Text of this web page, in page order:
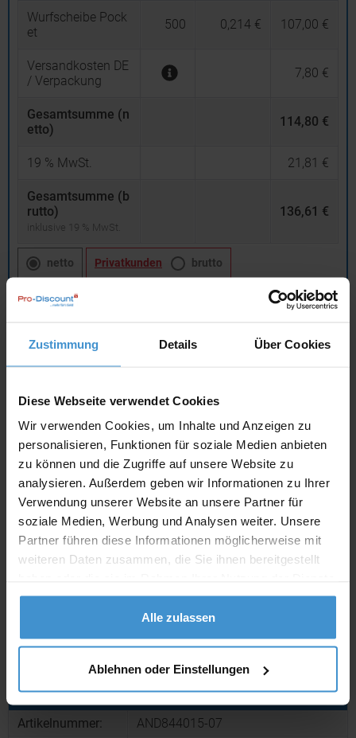
Zustimmung Details Über Cookies
Diese Webseite verwendet Cookies
Wir verwenden Cookies, um Inhalte und Anzeigen zu
personalisieren, Funktionen für soziale Medien anbieten
zu können und die Zugriffe auf unsere Website zu
analysieren. Außerdem geben wir Informationen zu Ihrer
Verwendung unserer Website an unsere Partner für
soziale Medien, Werbung und Analysen weiter. Unsere
Partner führen diese Informationen möglicherweise mit
weiteren Daten zusammen, die Sie ihnen bereitgestellt
gesammelt haben.
Alle zulassen
Ablehnen oder Einstellungen
Wurfscheibe Pock
et
500 0,214 € 107,00 €
Versandkosten DE
/ Verpackung
7,80 €
Gesamtsumme (n
etto)
114,80 €
19 % MwSt. 21,81 €
Gesamtsumme (b
rutto)
inklusive 19 % MwSt.
136,61 €
netto Privatkunden brutto
Angebot drucken
Individuelle Anfrage
Lieferzeiten
Artikel mit Werbeanbringung: ca. 10 Werktage
Muster mit Ihrer
Werbeanbringung zur Freigabe
der Produktion:
ca. 10 Werktage
Muster bestellen
Produktinformationen zu diesem Werbeartikel
Artikelnummer:
AND844015-07